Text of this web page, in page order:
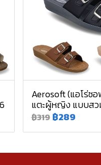
Aerosoft (แอโร่ซอ
แตะผู้หญิง แบบสว
฿319 ฿289